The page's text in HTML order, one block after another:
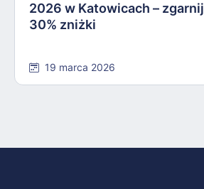
2026 w Katowicach – zgarnij
30% zniżki
19 marca 2026